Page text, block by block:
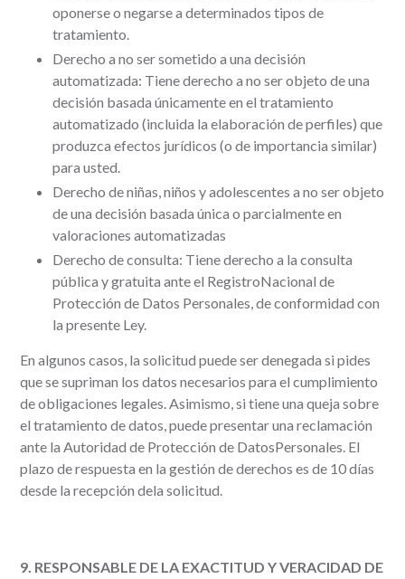
oponerse o negarse a determinados tipos de
tratamiento.
Derecho a no ser sometido a una decisión
automatizada: Tiene derecho a no ser objeto de una
decisión basada únicamente en el tratamiento
automatizado (incluida la elaboración de perfiles) que
produzca efectos jurídicos (o de importancia similar)
para usted.
Derecho de niñas, niños y adolescentes a no ser objeto
de una decisión basada única o parcialmente en
valoraciones automatizadas
Derecho de consulta: Tiene derecho a la consulta
pública y gratuita ante el RegistroNacional de
Protección de Datos Personales, de conformidad con
la presente Ley.
En algunos casos, la solicitud puede ser denegada si pides
que se supriman los datos necesarios para el cumplimiento
de obligaciones legales. Asimismo, si tiene una queja sobre
el tratamiento de datos, puede presentar una reclamación
ante la Autoridad de Protección de DatosPersonales. El
plazo de respuesta en la gestión de derechos es de 10 días
desde la recepción dela solicitud.
9. RESPONSABLE DE LA EXACTITUD Y VERACIDAD DE